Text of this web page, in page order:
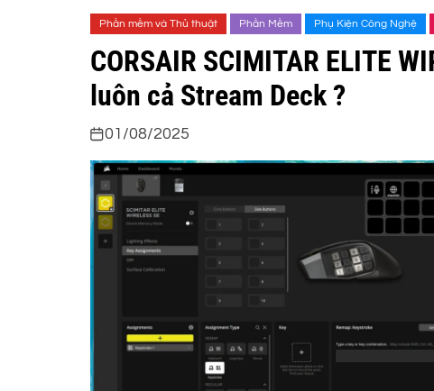
Phần mềm và Thủ thuật Phần Mềm Phụ Kiện Công Nghệ
CORSAIR SCIMITAR ELITE
luôn cả Stream Deck ?
01/08/2025